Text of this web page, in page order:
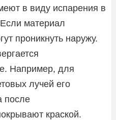
в виду испарения в
материал
проникнуть наружу.
Например, для
лучей его
после
краской.